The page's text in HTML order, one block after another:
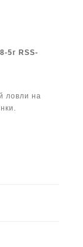
5г RSS-
ловли на